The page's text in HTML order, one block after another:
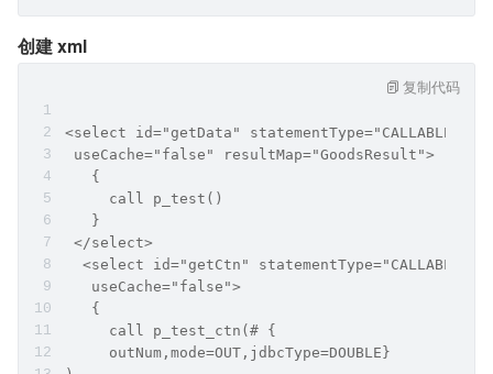
创建 xml
<select id="getData" statementType="CALLABLE"
useCache="false" resultMap="GoodsResult">
   {
     call p_test()
   }
</select>
  <select id="getCtn" statementType="CALLABLE"
   useCache="false">
   {
     call p_test_ctn(# {
     outNum,mode=OUT,jdbcType=DOUBLE}
复制代码